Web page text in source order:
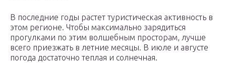
В последние годы растет туристическая активность в
этом регионе. Чтобы максимально зарядиться
прогулками по этим волшебным просторам, лучше
всего приезжать в летние месяцы. В июле и августе
погода достаточно теплая и солнечная.